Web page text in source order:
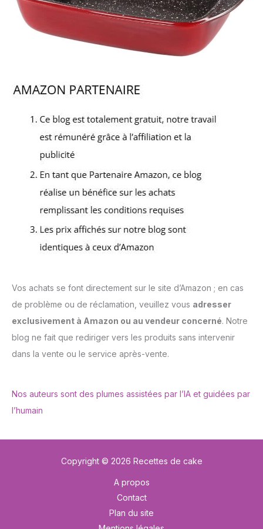
Vos achats se font directement sur le site d’Amazon ; en cas
de problème ou de réclamation, veuillez vous adresser
exclusivement à Amazon ou au vendeur concerné. Notre
blog ne fait que rediriger vers les produits sans intervenir
dans la vente ou le service après-vente.
Nos auteurs sont des plumes assistées par l’IA et guidées par
l’humain
Copyright © 2026 Recettes de cake
A propos
Contact
Plan du site